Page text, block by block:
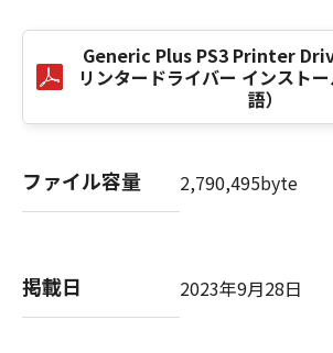
Inc./30-2, Shimomaruko 3-
Tokyo 146-8501, Japan.
本条項中で使用される"the
本契約書中で定義される「本ソフ
10．分離可能性
本契約書のいずれかの条項または
す。
Generic Plus PS3 Printer
リンタードライバー インスト
語）
ファイル容量 2,790,495byte
掲載日 2023年9月28日